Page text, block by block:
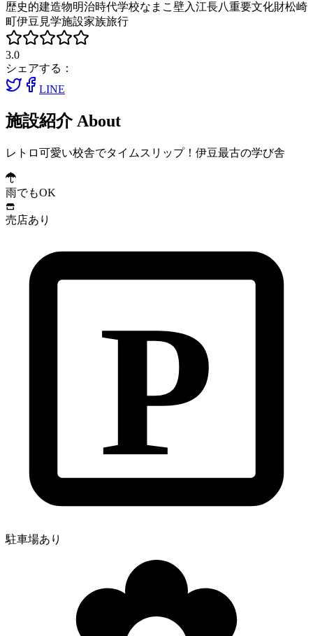
歴史的建造物明治時代学校なまこ壁入江長八重要文化財松崎
町伊豆見学施設家族旅行
3.0
シェアする：
LINE
施設紹介 About
レトロ可愛い校舎でタイムスリップ！伊豆最古の学び舎
雨でもOK
売店あり
P
駐車場あり